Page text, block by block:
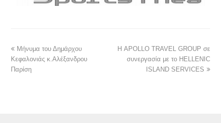
Μήνυμα του Δημάρχου
Κεφαλονιάς κ.Αλέξανδρου
Παρίση
Η APOLLO TRAVEL GROUP σε
συνεργασία με το HELLENIC
ISLAND SERVICES